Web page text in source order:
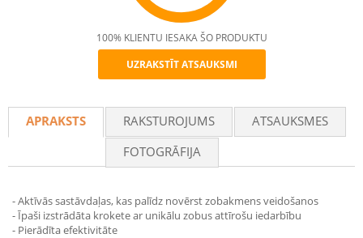
Recommend
100% KLIENTU IESAKA ŠO PRODUKTU
UZRAKSTĪT ATSAUKSMI
APRAKSTS RAKSTUROJUMS
ATSAUKSMES
FOTOGRĀFIJA
- Aktīvās sastāvdaļas, kas palīdz novērst zobakmens veidošanos
- Īpaši izstrādāta krokete ar unikālu zobus attīrošu iedarbību
- Pierādīta efektivitāte